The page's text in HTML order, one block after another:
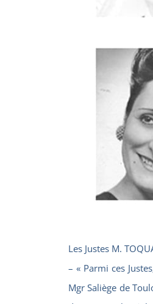
Les Justes M.
– « Parmi ces
Mgr Saliège de